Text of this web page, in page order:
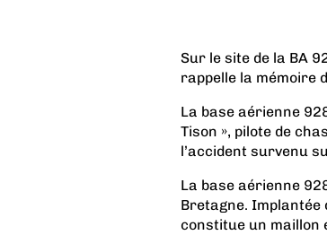
Sur le site de la BA
rappelle la mémoire
La base aérienne
Tison », pilote de
l’accident survenu
La base aérienne
Bretagne. Implantée
constitue un maillon